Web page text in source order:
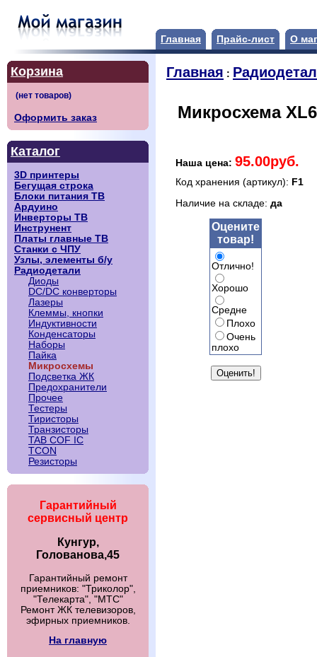
Главная Прайс-лист О
Корзина
Оформить заказ
Каталог
3D принтеры
Бегущая строка
Блоки питания ТВ
Ардуино
Инверторы ТВ
Инструнент
Платы главные ТВ
Станки с ЧПУ
Узлы, элементы б/у
Радиодетали
Диоды
DC/DC конверторы
Лазеры
Клеммы, кнопки
Индуктивности
Конденсаторы
Наборы
Пайка
Микросхемы
Подсветка ЖК
Предохранители
Прочее
Тестеры
Тиристоры
Транзисторы
TAB COF IC
TCON
Резисторы
Гарантийный
сервисный центр
Кунгур,
Голованова,45
Гарантийный ремонт
приемников: "Триколор",
"Телекарта", "МТС"
Ремонт ЖК телевизоров,
эфирных приемников.
На главную
Главная :
Микросхема
Наша цена: 95.00руб.
Код хранения (артикул): F1
Наличие на складе: да
Оцените
товар!
Отлично!
Хорошо
Средне
Плохо
Очень
плохо